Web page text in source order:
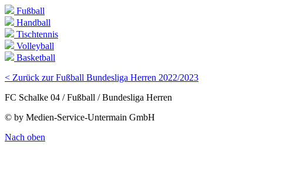
Fußball
Handball
Tischtennis
Volleyball
Basketball
< Zurück zur Fußball Bundesliga Herren 2022/2023
FC Schalke 04 / Fußball / Bundesliga Herren
© by Medien-Service-Untermain GmbH
Nach oben